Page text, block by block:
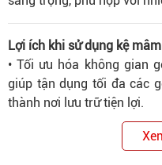
Lợi ích khi sử dụng kệ
• Tối ưu hóa không gian
giúp tận dụng tối đa các
thành nơi lưu trữ tiện lợi.
• Tiện lợi và dễ sử dụng:
và sắp xếp đồ dùng